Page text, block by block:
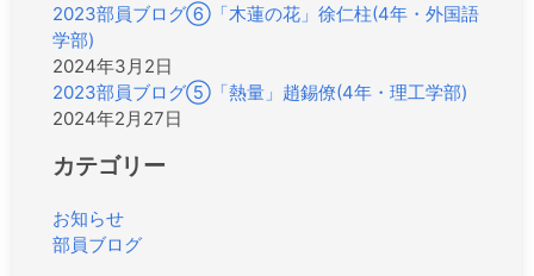
2023部員ブログ⑥「木蓮の花」徐仁柱(4年・外国語
学部)
2024年3月2日
2023部員ブログ⑤「熱量」趙錫僚(4年・理工学部)
2024年2月27日
カテゴリー
お知らせ
部員ブログ